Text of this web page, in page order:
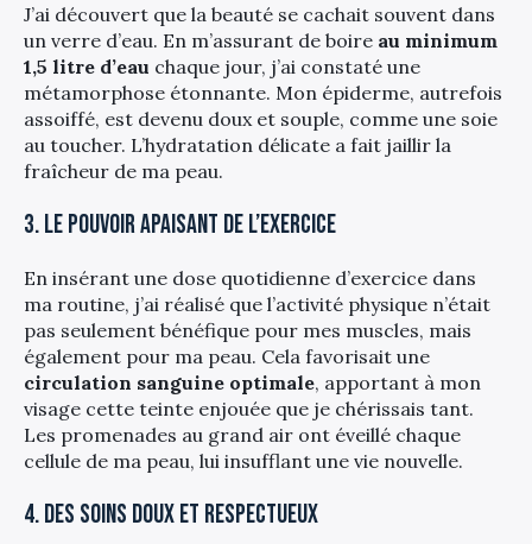
J’ai découvert que la beauté se cachait souvent dans
un verre d’eau. En m’assurant de boire au minimum
1,5 litre d’eau chaque jour, j’ai constaté une
métamorphose étonnante. Mon épiderme, autrefois
assoiffé, est devenu doux et souple, comme une soie
au toucher. L’hydratation délicate a fait jaillir la
fraîcheur de ma peau.
3. Le pouvoir apaisant de l’exercice
En insérant une dose quotidienne d’exercice dans
ma routine, j’ai réalisé que l’activité physique n’était
pas seulement bénéfique pour mes muscles, mais
également pour ma peau. Cela favorisait une
circulation sanguine optimale, apportant à mon
visage cette teinte enjouée que je chérissais tant.
Les promenades au grand air ont éveillé chaque
cellule de ma peau, lui insufflant une vie nouvelle.
4. Des soins doux et respectueux